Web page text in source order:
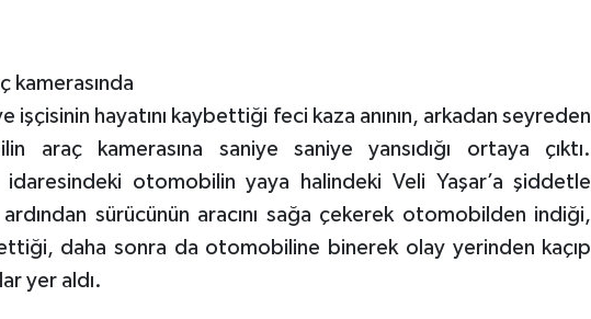
kamerasında
işçisinin hayatını kaybettiği feci kaza anının, arkadan seyreden
araç kamerasına saniye saniye yansıdığı ortaya çıktı.
otomobilin yaya halindeki Veli Yaşar’a şiddetle
ardından sürücünün aracını sağa çekerek otomobilden indiği,
ettiği, daha sonra da otomobiline binerek olay yerinden kaçıp
yer aldı.